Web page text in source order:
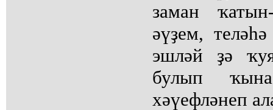
заман
әүҙем,
эшләй ҙә
булып
хәүефләнеп